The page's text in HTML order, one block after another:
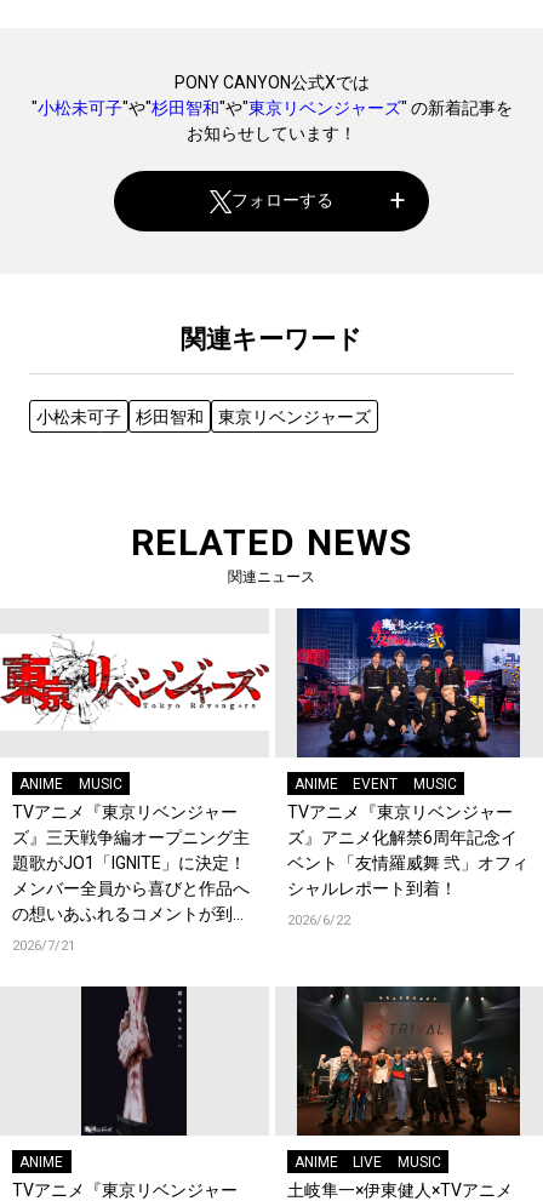
PONY CANYON公式Xでは
"小松未可子"や"杉田智和"や"東京リベンジャーズ" の新着記事を
お知らせしています！
フォローする
関連キーワード
小松未可子 杉田智和 東京リベンジャーズ
RELATED NEWS
関連ニュース
ANIME MUSIC
TVアニメ『東京リベンジャー
ズ』三天戦争編オープニング主
題歌がJO1「IGNITE」に決定！
メンバー全員から喜びと作品へ
の想いあふれるコメントが到
着！9月に東京・大阪で先行上
2026/7/21
ANIME EVENT MUSIC
TVアニメ『東京リベンジャー
ズ』アニメ化解禁6周年記念イ
ベント「友情羅威舞 弐」オフィ
シャルレポート到着！
2026/6/22
ANIME
TVアニメ『東京リベンジャー
ANIME LIVE MUSIC
土岐隼一×伊東健人×TVアニメ